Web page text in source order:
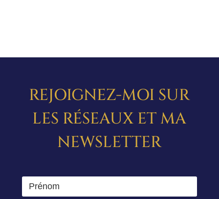
REJOIGNEZ-MOI SUR
LES RÉSEAUX ET MA
NEWSLETTER